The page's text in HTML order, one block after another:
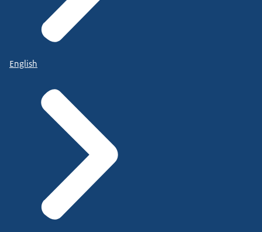
English